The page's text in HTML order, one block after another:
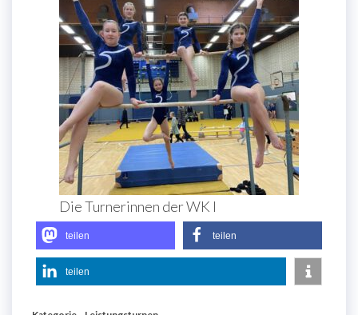
Die Turnerinnen der WK I
teilen teilen
teilen